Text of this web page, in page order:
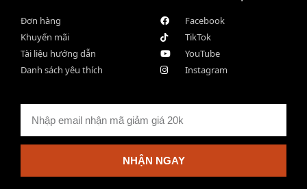
Đơn hàng
Khuyến mãi
Tài liệu hướng dẫn
Danh sách yêu thích
Facebook
TikTok
YouTube
Instagram
NHẬN NGAY